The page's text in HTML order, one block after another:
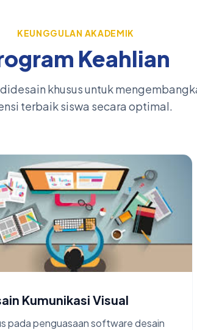
KEUNGGULAN AKADEMIK
Keahlian
khusus untuk
terbaik siswa secara optimal.
Kumunikasi Visual
pada penguasaan software desain